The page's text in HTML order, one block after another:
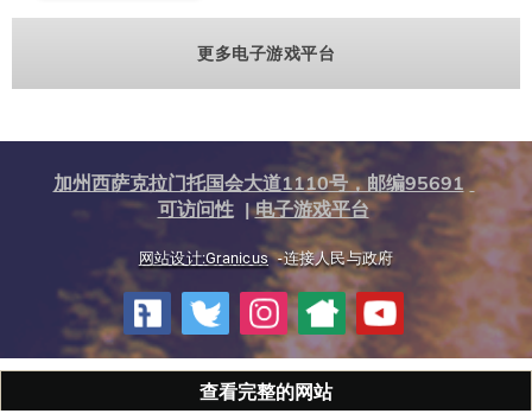
更多电子游戏平台
加州西萨克拉门托国会大道1110号，邮编95691
可访问性 |电子游戏平台
网站设计:Granicus -连接人民与政府
查看完整的网站